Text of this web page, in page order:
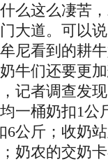
么这么凄苦
大道。可以
尼看到的耕
牛们还要更
者调查发现
一桶奶扣1公
6公斤；收奶
奶农的交奶